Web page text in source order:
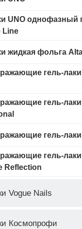
UNO однофазный
Line
жидкая фольга
гель-лаки
гель-
гель-
гель-лаки
Reflection
Vogue Nails
Космопрофи